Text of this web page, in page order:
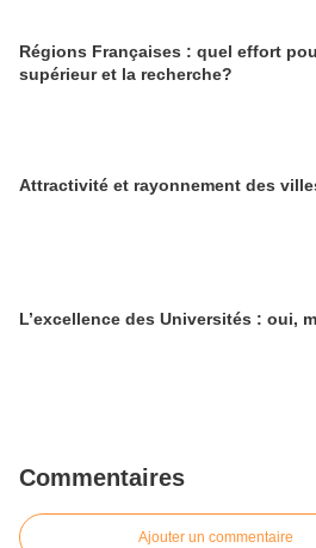
Régions Françaises : quel effort
supérieur et la recherche?
Attractivité et rayonnement des
L’excellence des Universités : oui,
Commentaires
Ajouter un commentaire